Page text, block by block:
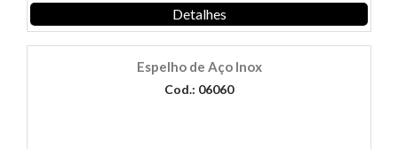
Detalhes
Espelho de Aço Inox
Cod.: 06060